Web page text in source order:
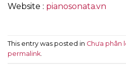
Website : pianosonata.vn
This entry was posted in Chưa phân
permalink.